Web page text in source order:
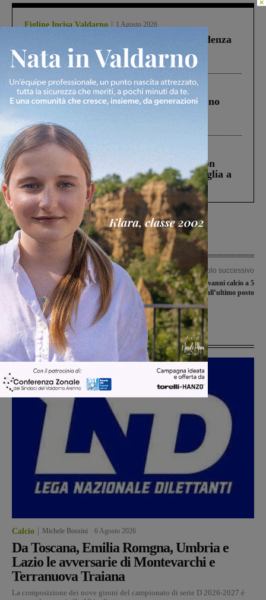
Figline Incisa Valdarno 1 Agosto 2026
Piscina di Figline finanziata oltre la scadenza
Pnrr, il gruppo di Fratelli d’Italia: “Un
ringraziamento al Governo”
Cronaca 4 Agosto 2026
Un anno fa la strage in A1 in cui morirono
Gianni, Giulia e Franco. Lo schianto, il
processo, lo stop ai sorpassi fra tir....
Cronaca 3 Agosto 2026
Scomparso da una struttura di Castiglion
Fiorentino l’uomo che aveva ucciso la figlia a
Levane nel 2020
Articolo precedente
Il sangiovannese Riccardo Imperiosi
entra nella Commissione Affari
europei e cooperazione
Articolo successivo
Le ragazze del San Giovanni calcio a 5
scivolano all’ultimo posto
Ultime Notizie
Calcio Michele Bossini 6 Agosto 2026
Da Toscana, Emilia Romgna, Umbria e
Lazio le avversarie di Montevarchi e
Terranuova Traiana
La composizione dei nove gironi del campionato di serie D 2026-2027 è